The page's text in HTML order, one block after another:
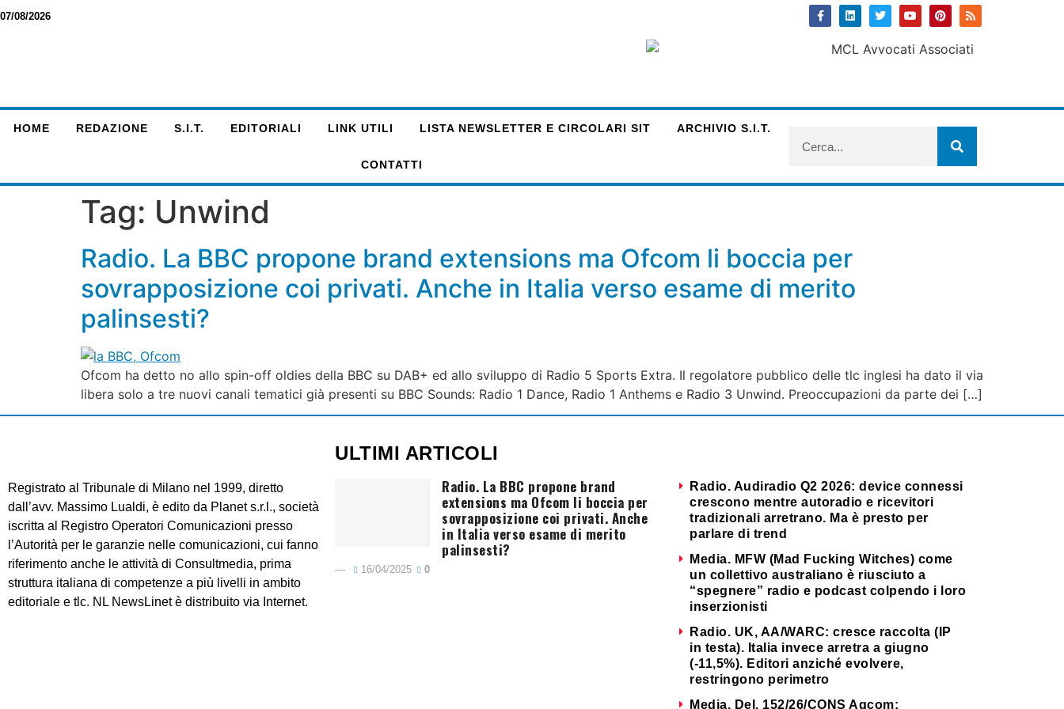
07/08/2026
HOME REDAZIONE S.I.T. EDITORIALI LINK UTILI LISTA NEWSLETTER E CIRCOLARI SIT ARCHIVIO S.I.T.
CONTATTI
Tag: Unwind
Radio. La BBC propone brand extensions ma Ofcom li boccia per
sovrapposizione coi privati. Anche in Italia verso esame di merito
palinsesti?
Ofcom ha detto no allo spin-off oldies della BBC su DAB+ ed allo sviluppo di Radio 5 Sports Extra. Il regolatore pubblico delle tlc inglesi ha dato il via
libera solo a tre nuovi canali tematici già presenti su BBC Sounds: Radio 1 Dance, Radio 1 Anthems e Radio 3 Unwind. Preoccupazioni da parte dei […]
Registrato al Tribunale di Milano nel 1999, diretto
dall’avv. Massimo Lualdi, è edito da Planet s.r.l., società
iscritta al Registro Operatori Comunicazioni presso
l’Autorità per le garanzie nelle comunicazioni, cui fanno
riferimento anche le attività di Consultmedia, prima
struttura italiana di competenze a più livelli in ambito
editoriale e tlc. NL NewsLinet è distribuito via Internet.
ULTIMI ARTICOLI
Radio. La BBC propone brand
extensions ma Ofcom li boccia per
sovrapposizione coi privati. Anche
in Italia verso esame di merito
palinsesti?
16/04/2025 0
Radio. Audiradio Q2 2026: device connessi
crescono mentre autoradio e ricevitori
tradizionali arretrano. Ma è presto per
parlare di trend
Media. MFW (Mad Fucking Witches) come
un collettivo australiano è riusciuto a
“spegnere” radio e podcast colpendo i loro
inserzionisti
Radio. UK, AA/WARC: cresce raccolta (IP
in testa). Italia invece arretra a giugno
(-11,5%). Editori anziché evolvere,
restringono perimetro
Media. Del. 152/26/CONS Agcom: